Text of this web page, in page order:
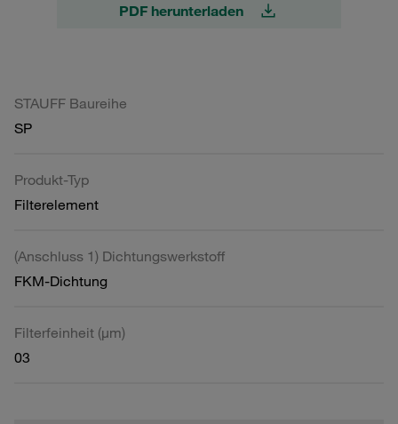
PDF herunterladen
STAUFF Baureihe
SP
Produkt-Typ
Filterelement
(Anschluss 1) Dichtungswerkstoff
FKM-Dichtung
Filterfeinheit (µm)
03